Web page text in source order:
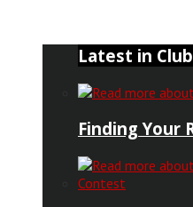
Latest in
Finding Your